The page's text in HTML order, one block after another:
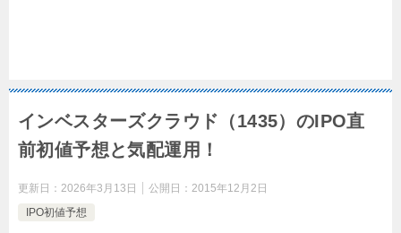
インベスターズクラウド（1435）のIPO直
前初値予想と気配運用！
更新日： 2026年3月13日 公開日： 2015年12月2日
IPO初値予想